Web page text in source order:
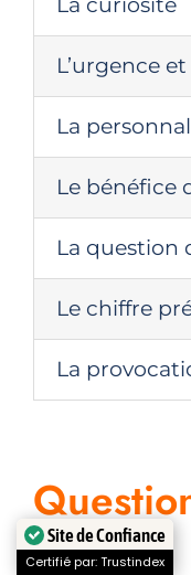
La curiosité
L’urgence
La
Le bénéfice
La question
Le chiffre
La
(FAQ)
Site de Confiance
Certifié par: Trustindex